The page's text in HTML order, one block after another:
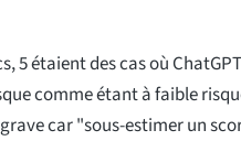
5 étaient des cas où
comme étant à faible
car "sous-estimer un